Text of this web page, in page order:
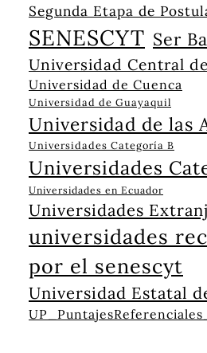
Segunda Etapa de
SENESCYT Ser
Universidad Central
Universidad de Cuenca
Universidad de Guayaquil
Universidad de las
Universidades Categoría B
Universidades
Universidades en Ecuador
Universidades
universidades
por el senescyt
Universidad Estatal